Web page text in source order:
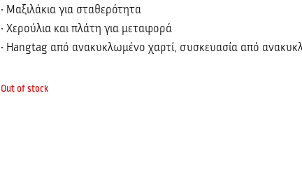
• Μαξιλάκια για σταθερότητα
• Χερούλια και πλάτη για μεταφορά
• Hangtag από ανακυκλωμένο χαρτί, συσκευασία από
Out of stock